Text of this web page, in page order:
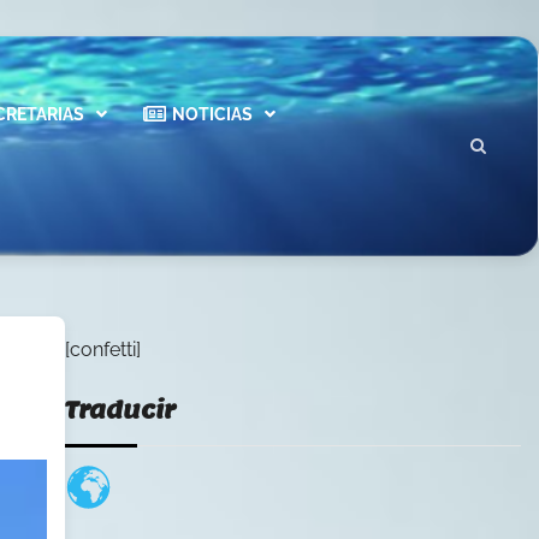
NOTICIAS
[confetti]
Traducir